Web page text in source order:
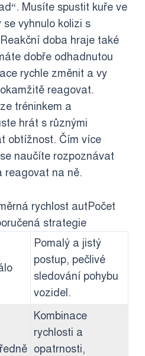
Musíte spustit kuře ve
vyhnulo kolizi s
doba hraje také
dobře odhadnutou
rychle změnit a vy
reagovat.
tréninkem a
hrát s různými
obtížnost. Čím více
naučíte rozpoznávat
reagovat na ně.
rychlost autPočet
strategie
Pomalý a jistý
postup, pečlivé
sledování pohybu
vozidel.
Kombinace
rychlosti a
opatrnosti,